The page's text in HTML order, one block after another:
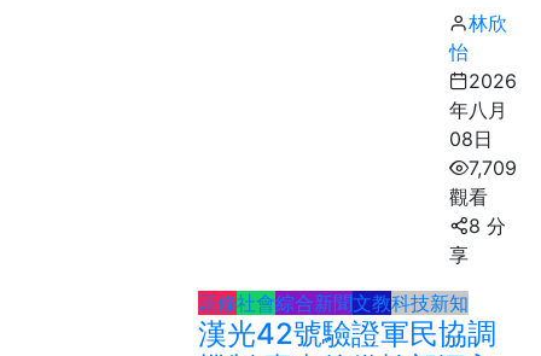
林欣
怡
2026
年八月
08日
7,709
觀看
8 分
享
頭條社會綜合新聞文教科技新知
漢光42號驗證軍民協調